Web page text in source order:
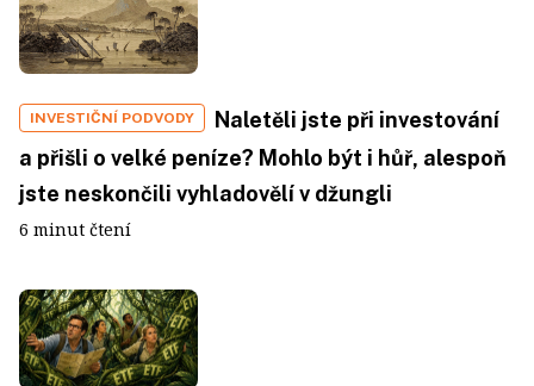
INVESTIČNÍ PODVODY
Naletěli jste při investování
a přišli o velké peníze? Mohlo být i hůř, alespoň
jste neskončili vyhladovělí v džungli
6 minut čtení